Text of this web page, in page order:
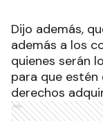
Dijo además,
además a los
quienes serán
para que
derechos
Ads